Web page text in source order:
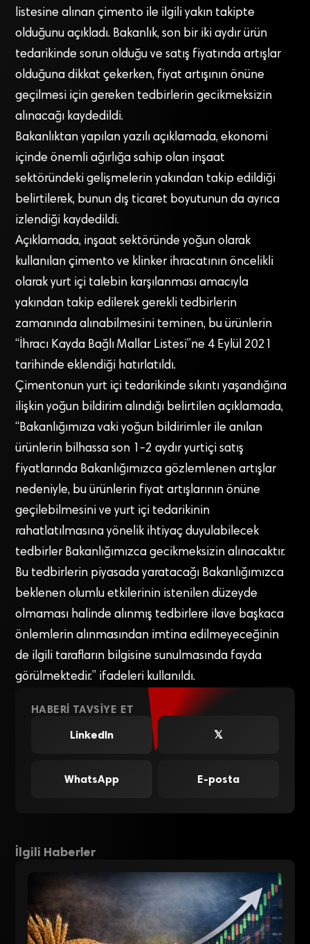
listesine alınan çimento ile ilgili yakın takipte
olduğunu açıkladı. Bakanlık, son bir iki aydır ürün
tedarikinde sorun olduğu ve satış fiyatında artışlar
olduğuna dikkat çekerken, fiyat artışının önüne
geçilmesi için gereken tedbirlerin gecikmeksizin
alınacağı kaydedildi.
Bakanlıktan yapılan yazılı açıklamada, ekonomi
içinde önemli ağırlığa sahip olan inşaat
sektöründeki gelişmelerin yakından takip edildiği
belirtilerek, bunun dış ticaret boyutunun da ayrıca
izlendiği kaydedildi.
Açıklamada, inşaat sektöründe yoğun olarak
kullanılan çimento ve klinker ihracatının öncelikli
olarak yurt içi talebin karşılanması amacıyla
yakından takip edilerek gerekli tedbirlerin
zamanında alınabilmesini teminen, bu ürünlerin
“İhracı Kayda Bağlı Mallar Listesi”ne 4 Eylül 2021
tarihinde eklendiği hatırlatıldı.
Çimentonun yurt içi tedarikinde sıkıntı yaşandığına
ilişkin yoğun bildirim alındığı belirtilen açıklamada,
“Bakanlığımıza vaki yoğun bildirimler ile anılan
ürünlerin bilhassa son 1-2 aydır yurtiçi satış
fiyatlarında Bakanlığımızca gözlemlenen artışlar
nedeniyle, bu ürünlerin fiyat artışlarının önüne
geçilebilmesini ve yurt içi tedarikinin
rahatlatılmasına yönelik ihtiyaç duyulabilecek
tedbirler Bakanlığımızca gecikmeksizin alınacaktır.
Bu tedbirlerin piyasada yaratacağı Bakanlığımızca
beklenen olumlu etkilerinin istenilen düzeyde
olmaması halinde alınmış tedbirlere ilave başkaca
önlemlerin alınmasından imtina edilmeyeceğinin
de ilgili tarafların bilgisine sunulmasında fayda
görülmektedir.” ifadeleri kullanıldı.
HABERI TAVSIYE ET
LinkedIn
𝕏
WhatsApp E-posta
İlgili Haberler